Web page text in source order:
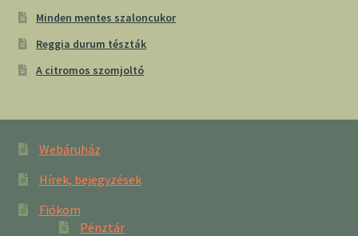
Minden mentes szaloncukor
Reggia durum tészták
A citromos szomjoltó
Webáruház
Hírek, bejegyzések
Fiókom
Pénztár